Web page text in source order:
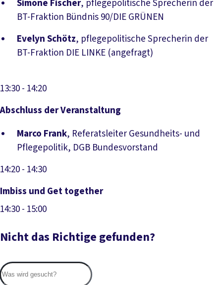
Simone Fischer, pflegepolitische Sprecherin der
BT-Fraktion Bündnis 90/DIE GRÜNEN
Evelyn Schötz, pflegepolitische Sprecherin der
BT-Fraktion DIE LINKE (angefragt)
13:30- 14:20
Abschluss der Veranstaltung
Marco Frank, Referatsleiter Gesundheits- und
Pflegepolitik, DGB Bundesvorstand
14:20- 14:30
Imbiss und Get together
14:30- 15:00
Nicht das Richtige gefunden?